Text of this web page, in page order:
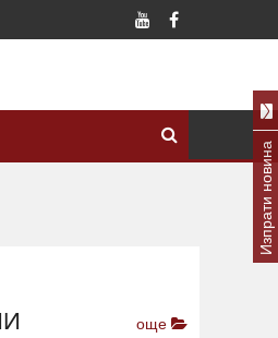
още
Изпрати новина